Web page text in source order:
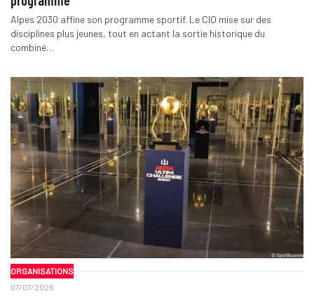
Alpes 2030 affine son programme sportif. Le CIO mise sur des
disciplines plus jeunes, tout en actant la sortie historique du
combiné…
ORGANISATIONS
07/07/2026